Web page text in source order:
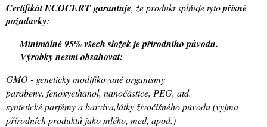
Certifikát ECOCERT garantuje, že produkt splňuje tytopřísné
požadavky:
-Minimálně 95% všech složek je přírodního původu.
- Výrobky nesmí obsahovat:
GMO - geneticky modifikované organismy
parabeny, fenoxyethanol, nanočástice, PEG, atd.
syntetické parfémy a barviva,látky živočišného původu (vyjma
přírodních produktů jako mléko, med, apod.)